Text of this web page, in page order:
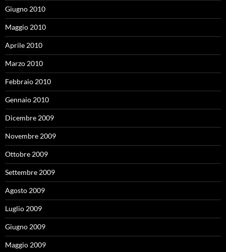
Giugno 2010
Maggio 2010
Aprile 2010
Marzo 2010
Febbraio 2010
Gennaio 2010
Dicembre 2009
Novembre 2009
Ottobre 2009
Settembre 2009
Agosto 2009
Luglio 2009
Giugno 2009
Maggio 2009